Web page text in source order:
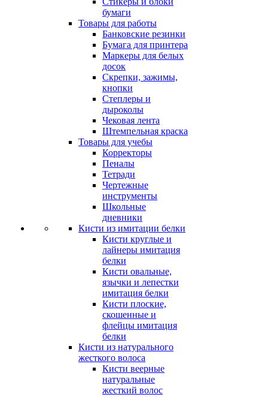
бумаги
Товары для работы
Банковские резинки
Бумага для принтера
Маркеры для белых
досок
Скрепки, зажимы,
кнопки
Степлеры и
дыроколы
Чековая лента
Штемпельная краска
Товары для учебы
Корректоры
Пеналы
Тетради
Чертежные
инструменты
Школьные
дневники
Кисти из имитации белки
Кисти круглые и
лайнеры имитация
белки
Кисти овальные,
язычки и лепестки
имитация белки
Кисти плоские,
скошенные и
флейцы имитация
белки
Кисти из натурального
жесткого волоса
Кисти веерные
натуральные
жесткий волос